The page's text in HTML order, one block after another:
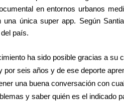
en entornos urbanos
única super app. Según
país.
ha sido posible gracias a su
seis años y de ese deporte
una buena conversación con
y saber quién es el indicado